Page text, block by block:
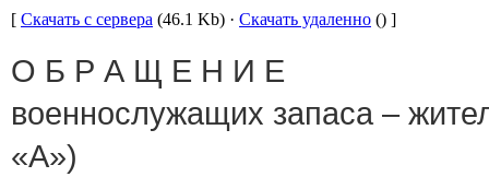
[ Скачать с сервера (46.1 Kb) · Скачать удаленно () ]
О Б Р А Щ Е Н И Е
военнослужащих запаса –
«А»)